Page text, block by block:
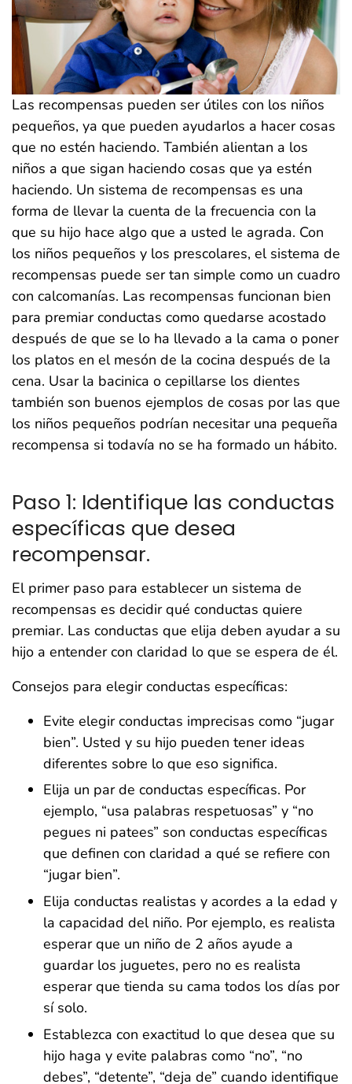
Las recompensas pueden ser útiles con los niños
pequeños, ya que pueden ayudarlos a hacer cosas
que no estén haciendo. También alientan a los
niños a que sigan haciendo cosas que ya estén
haciendo. Un sistema de recompensas es una
forma de llevar la cuenta de la frecuencia con la
que su hijo hace algo que a usted le agrada. Con
los niños pequeños y los prescolares, el sistema de
recompensas puede ser tan simple como un cuadro
con calcomanías. Las recompensas funcionan bien
para premiar conductas como quedarse acostado
después de que se lo ha llevado a la cama o poner
los platos en el mesón de la cocina después de la
cena. Usar la bacinica o cepillarse los dientes
también son buenos ejemplos de cosas por las que
los niños pequeños podrían necesitar una pequeña
recompensa si todavía no se ha formado un hábito.
Paso 1: Identifique las conductas
específicas que desea
recompensar.
El primer paso para establecer un sistema de
recompensas es decidir qué conductas quiere
premiar. Las conductas que elija deben ayudar a su
hijo a entender con claridad lo que se espera de él.
Consejos para elegir conductas específicas:
Evite elegir conductas imprecisas como “jugar
bien”. Usted y su hijo pueden tener ideas
diferentes sobre lo que eso significa.
Elija un par de conductas específicas. Por
ejemplo, “usa palabras respetuosas” y “no
pegues ni patees” son conductas específicas
que definen con claridad a qué se refiere con
“jugar bien”.
Elija conductas realistas y acordes a la edad y
la capacidad del niño. Por ejemplo, es realista
esperar que un niño de 2 años ayude a
guardar los juguetes, pero no es realista
esperar que tienda su cama todos los días por
sí solo.
Establezca con exactitud lo que desea que su
hijo haga y evite palabras como “no”, “no
debes”, “detente”, “deja de” cuando identifique